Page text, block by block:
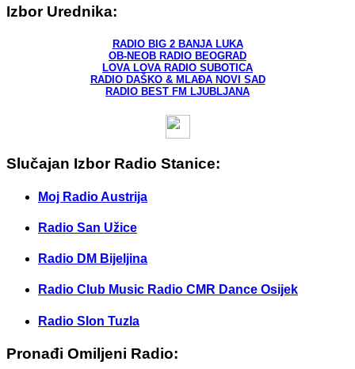
Izbor Urednika:
RADIO BIG 2 BANJA LUKA
OB-NEOB RADIO BEOGRAD
LOVA LOVA RADIO SUBOTICA
RADIO DAŠKO & MLAĐA NOVI SAD
RADIO BEST FM LJUBLJANA
Slučajan Izbor Radio Stanice:
Moj Radio Austrija
Radio San Užice
Radio DM Bijeljina
Radio Club Music Radio CMR Dance Osijek
Radio Slon Tuzla
Pronađi Omiljeni Radio: